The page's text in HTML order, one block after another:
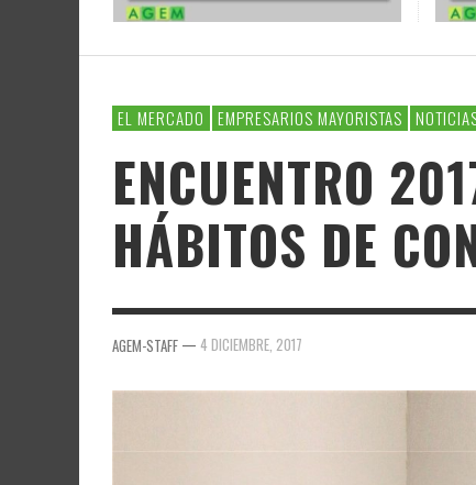
EL MERCADO EMPRESARIOS MAYORISTAS
ENCUENTRO
HÁBITOS DE
AGEM-STAFF — 4 DICIEMBRE, 2017